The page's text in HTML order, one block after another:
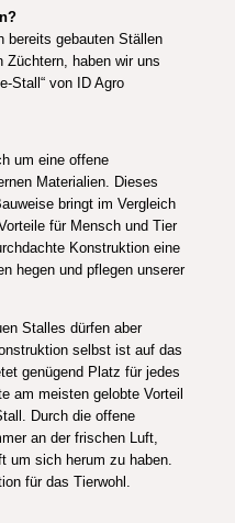
bereits gebauten Ställen
haben wir uns
Stall“ von ID Agro
um eine offene
Materialien. Dieses
bringt im Vergleich
für Mensch und Tier
Konstruktion eine
hegen und pflegen unserer
Stalles dürfen aber
selbst ist auf das
genügend Platz für jedes
am meisten gelobte Vorteil
Durch die offene
an der frischen Luft,
um sich herum zu haben.
für das Tierwohl.